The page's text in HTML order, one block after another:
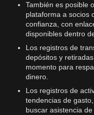
También es posible
plataforma a socios
confianza, con
disponibles dentro
Los registros de
depósitos y
momento para
dinero.
Los registros de
tendencias de
buscar asistencia